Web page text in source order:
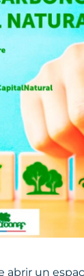
abrir un